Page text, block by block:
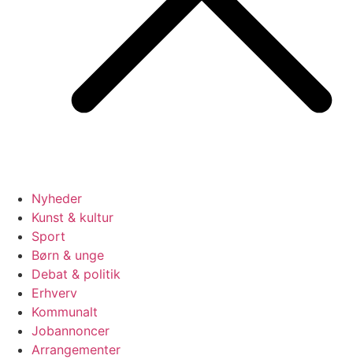
Nyheder
Kunst & kultur
Sport
Børn & unge
Debat & politik
Erhverv
Kommunalt
Jobannoncer
Arrangementer